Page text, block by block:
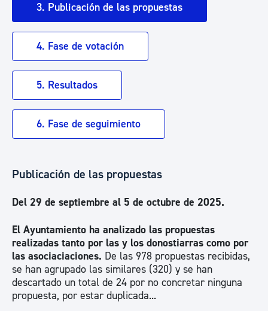
3. Publicación de las propuestas
4. Fase de votación
5. Resultados
6. Fase de seguimiento
Publicación de las propuestas
Del 29 de septiembre al 5 de octubre de 2025.
El Ayuntamiento ha analizado las propuestas
realizadas tanto por las y los donostiarras como por
las asociaciaciones. De las 978 propuestas recibidas,
se han agrupado las similares (320) y se han
descartado un total de 24 por no concretar ninguna
propuesta, por estar duplicada...